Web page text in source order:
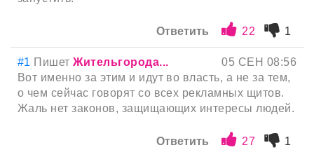
Ответить 22 1
#1 ПишетЖительгорода...
05 СЕН 08:56
Вот именно за этим и идут во власть, а не за тем,
о чем сейчас говорят со всех рекламных щитов.
Жаль нет законов, защищающих интересы людей.
Ответить 27
1